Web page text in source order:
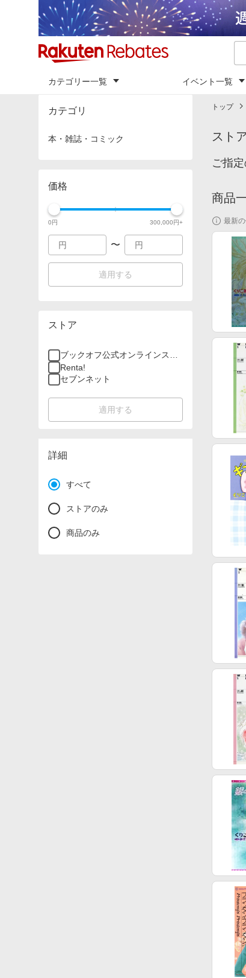
カテゴリー一覧 イベント一覧
カテゴリ
本・雑誌・コミック
価格
0円 300,000円+
〜
適用する
ストア
ブックオフ公式オンラインスト
ア
Renta!
セブンネット
適用する
詳細
すべて
ストアのみ
商品のみ
トップ
スト
ご指
商品
最新